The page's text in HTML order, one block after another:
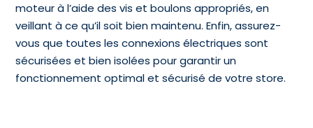
moteur à l’aide des vis et boulons appropriés, en
veillant à ce qu’il soit bien maintenu. Enfin, assurez-
vous que toutes les connexions électriques sont
sécurisées et bien isolées pour garantir un
fonctionnement optimal et sécurisé de votre store.